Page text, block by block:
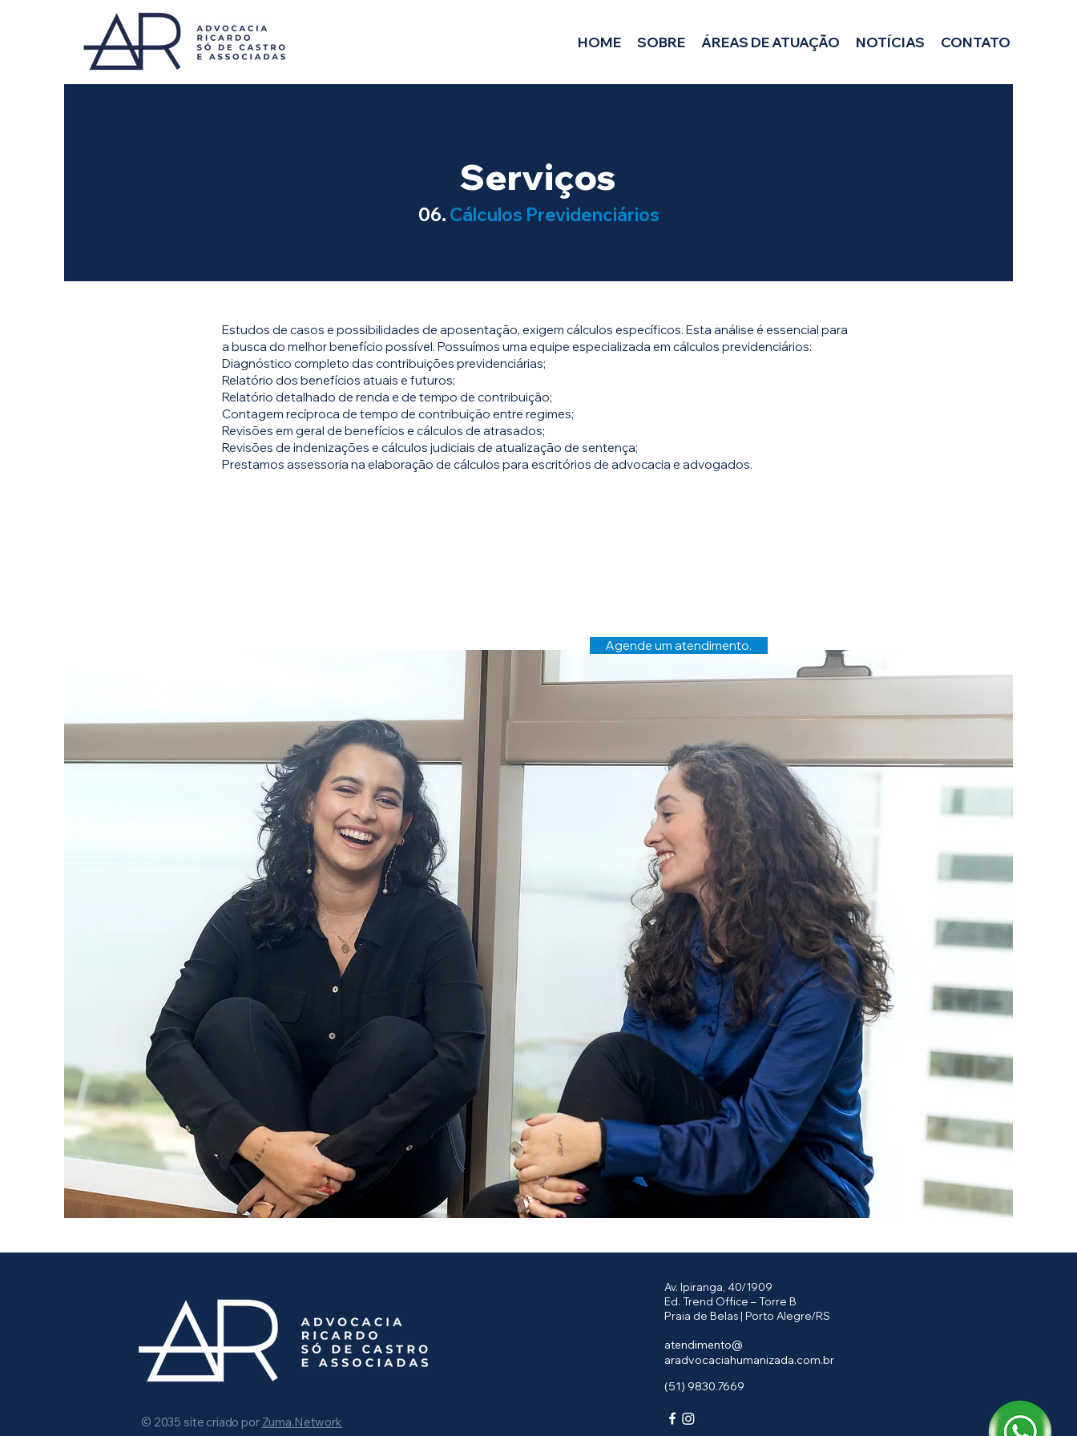
HOME SOBRE ÁREAS DE ATUAÇÃO NOTÍCIAS CONTATO
Serviços
06. Cálculos Previdenciários
Estudos de casos e possibilidades de aposentação, exigem cálculos específicos. Esta análise é essencial para
a busca do melhor benefício possível. Possuímos uma equipe especializada em cálculos previdenciários:
Diagnóstico completo das contribuições previdenciárias;
Relatório dos benefícios atuais e futuros;
Relatório detalhado de renda e de tempo de contribuição;
Contagem recíproca de tempo de contribuição entre regimes;
Revisões em geral de benefícios e cálculos de atrasados;
Revisões de indenizações e cálculos judiciais de atualização de sentença;
Prestamos assessoria na elaboração de cálculos para escritórios de advocacia e advogados.
Agende um atendimento.
© 2035 site criado por Zuma.Network
Av. Ipiranga, 40/1909
Ed. Trend Office – Torre B
Praia de Belas | Porto Alegre/RS
atendimento@
aradvocaciahumanizada.com.br
(51) 9830.7669